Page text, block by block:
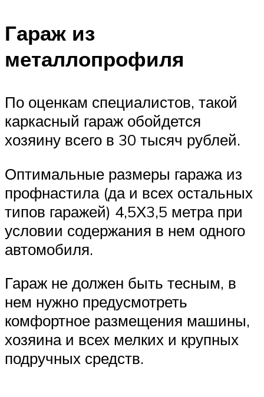
Гараж из
металлопрофиля
По оценкам специалистов, такой
каркасный гараж обойдется
хозяину всего в 30 тысяч рублей.
Оптимальные размеры гаража из
профнастила (да и всех остальных
типов гаражей) 4,5Х3,5 метра при
условии содержания в нем одного
автомобиля.
Гараж не должен быть тесным, в
нем нужно предусмотреть
комфортное размещения машины,
хозяина и всех мелких и крупных
подручных средств.